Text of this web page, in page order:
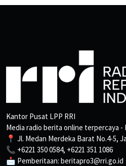
Kantor Pusat LPP RRI
Media radio berita online terpercaya -
📍 Jl. Medan Merdeka Barat No.4-5,
📞 +6221 350 0584, +6221 351 1086
📩 Pemberitaan: beritapro3@rri.go.id